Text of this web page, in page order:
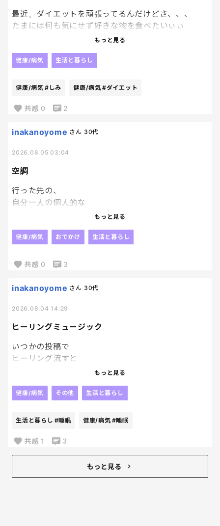
最近、ダイエットを頑張ってるんだけどさ、、、
たまには何も気にせず好きな物を食べたいぃぃ
ダイエットしようと思っても、
辛いぜ〜
無理して我慢するより、楽しみながら続ける方が自
もっと見る
健康/病気 生活と暮らし
健康/病気 #しみ 健康/病気 #ダイエット
共感 0 2
空調
inakanoyome さん 30代
2026.08.05 03:04
行った先の、
自分一人の個人的な
暑い寒いでどーにもできない
ずっと鳥肌でやんす。
だけど、
お湯でもいい。
ギラギラ太陽出てる
スタッフさん
チラチラ長袖だもんね。
だったら設定上げようよ………。
もっと見る
健康/病気 おでかけ 生活と暮らし
共感 0 3
ヒーリングミュージック
inakanoyome さん 30代
2026.08.04 14:29
いつかの投稿で
ヒーリング流すと
見てから、
不眠向けの
ってのを検索して
流してみてるんだけど、
私が無きゃ寝られなくなった。笑
寝れない寝れない
もっと見る
健康/病気 その他 生活と暮らし
生活と暮らし #睡眠 健康/病気 #睡眠
共感 1 3
もっと見る